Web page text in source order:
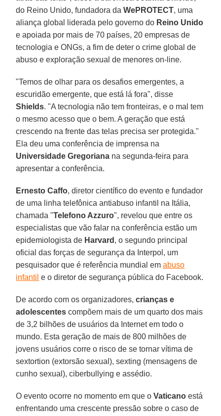
do Reino Unido, fundadora daWePROTECT, uma
aliança global liderada pelo governo do Reino Unido
e apoiada por mais de 70 países, 20 empresas de
tecnologia e ONGs, a fim de deter o crime global de
abuso e exploração sexual de menores on-line.
"Temos de olhar para os desafios emergentes, a
escuridão emergente, que está lá fora", disse
Shields. "A tecnologia não tem fronteiras, e o mal tem
o mesmo acesso que o bem. A geração que está
crescendo na frente das telas precisa ser protegida."
Ela deu uma conferência de imprensa na
Universidade Gregoriana na segunda-feira para
apresentar a conferência.
Ernesto Caffo, diretor científico do evento e fundador
de uma linha telefônica antiabuso infantil na Itália,
chamada "Telefono Azzuro", revelou que entre os
especialistas que vão falar na conferência estão um
epidemiologista de Harvard , o segundo principal
oficial das forças de segurança da Interpol, um
pesquisador que é referência mundial emabuso
infantil e o diretor de segurança pública do Facebook.
De acordo com os organizadores,crianças e
adolescentes compõem mais de um quarto dos mais
de 3,2 bilhões de usuários da Internet em todo o
mundo. Esta geração de mais de 800 milhões de
jovens usuários corre o risco de se tornar vítima de
sextortion (extorsão sexual), sexting (mensagens de
cunho sexual), ciberbullying e assédio.
O evento ocorre no momento em que oVaticano está
enfrentando uma crescente pressão sobre o caso de